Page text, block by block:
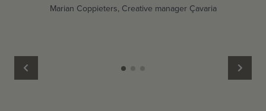
Marian Coppieters, Creative manager Çavaria